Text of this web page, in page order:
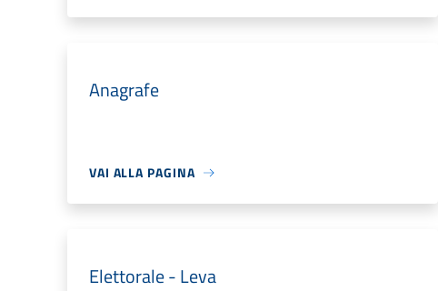
Anagrafe
VAI ALLA PAGINA
Elettorale - Leva